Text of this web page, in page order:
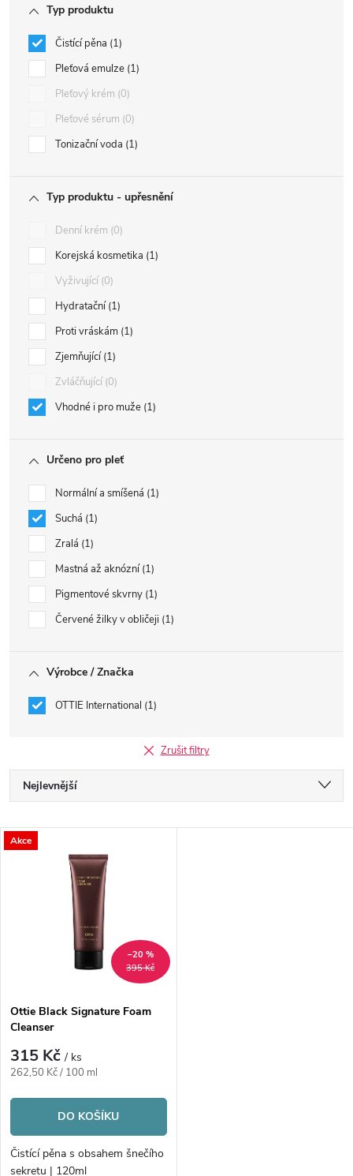
Typ produktu
Čistící pěna 1
Pleťová emulze 1
Pleťový krém 0
Pleťové sérum 0
Tonizační voda 1
Typ produktu - upřesnění
Denní krém 0
Korejská kosmetika 1
Vyživující 0
Hydratační 1
Proti vráskám 1
Zjemňující 1
Zvláčňující 0
Vhodné i pro muže 1
Určeno pro pleť
Normální a smíšená 1
Suchá 1
Zralá 1
Mastná až aknózní 1
Pigmentové skvrny 1
Červené žilky v obličeji 1
Výrobce / Značka
OTTIE International 1
Zrušit filtry
Ř
a
p
r
o
d
Nejlevnější
Nejprodávanější
Abecedně
V
s
p
r
o
d
Akce
395 Kč
–20 %
Ottie Black Signature Foam
Cleanser
315 Kč/ ks
Měrná
262,50 Kč / 100 ml
DO KOŠÍKU
Čistící pěna s obsahem šnečího
sekretu | 120ml